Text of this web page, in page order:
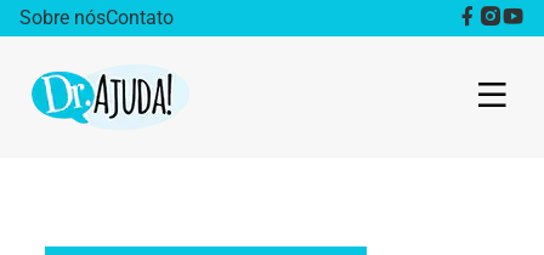
Sobre nósContato
Obesidade